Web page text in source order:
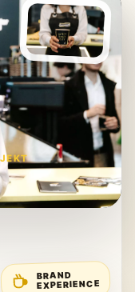
BRAND
EXPERIENCE